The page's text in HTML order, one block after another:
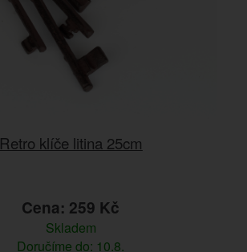
Retro klíče litina 25cm
Cena: 259 Kč
Skladem
Doručíme do: 10.8.